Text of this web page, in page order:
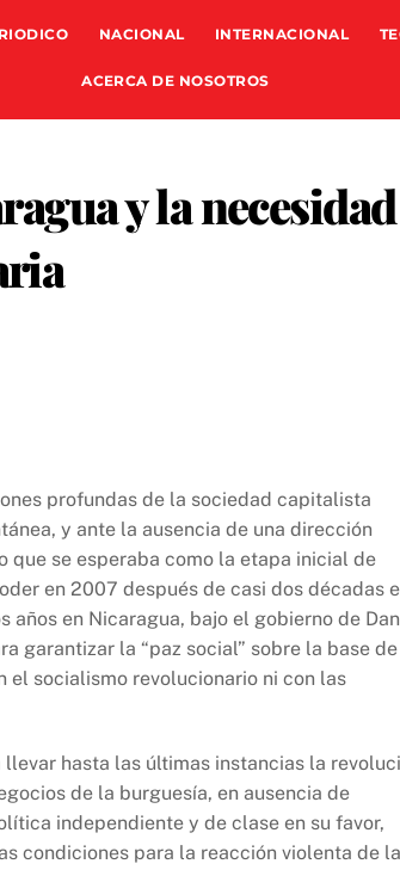
NACIONAL INTERNACIONAL
ACERCA DE NOSOTROS
y la necesidad
profundas de la sociedad capitalista
y ante la ausencia de una dirección
que se esperaba como la etapa inicial de
en 2007 después de casi dos décadas
años en Nicaragua, bajo el gobierno de
garantizar la “paz social” sobre la base
el socialismo revolucionario ni con las
hasta las últimas instancias la
de la burguesía, en ausencia de
independiente y de clase en su favor,
condiciones para la reacción violenta de la